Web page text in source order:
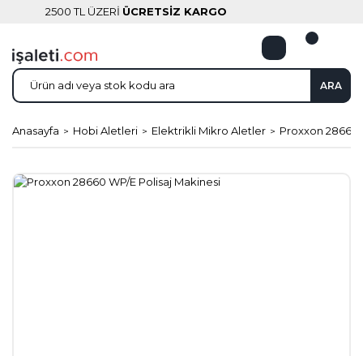
2500 TL ÜZERİ ÜCRETSİZ KARGO
ARA
Anasayfa Hobi Aletleri Elektrikli Mikro Aletler Proxxon 28660